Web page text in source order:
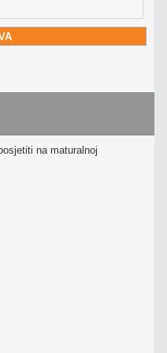
na maturalnoj